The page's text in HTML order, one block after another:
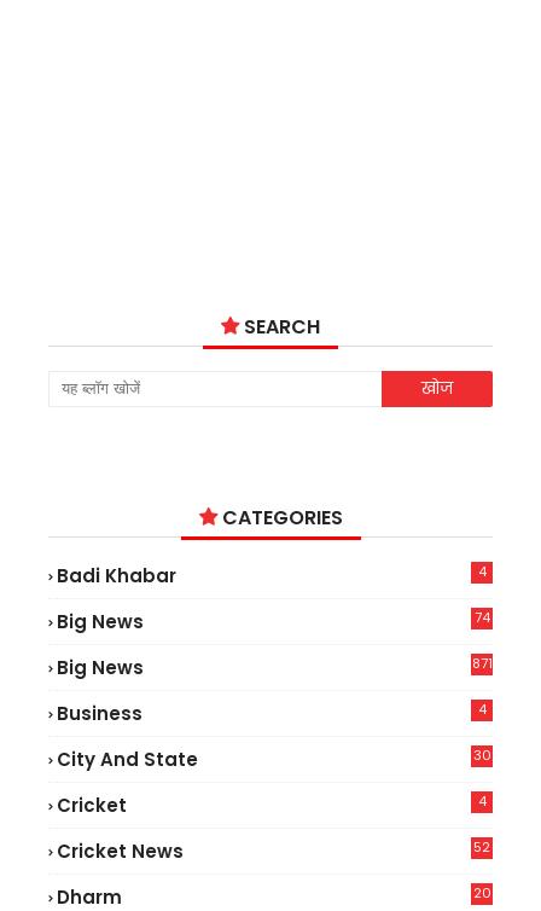
SEARCH
CATEGORIES
Badi Khabar 4
Big News
74
Big News 871
Business 4
City And State 30
Cricket 4
Cricket News
52
Dharm 20